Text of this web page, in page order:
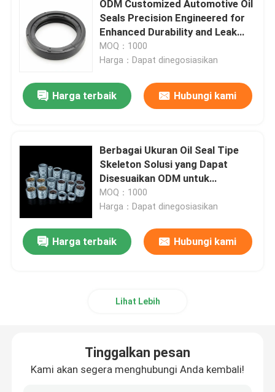
Cincin O Dilapisi PTFE
CINCIN CADANGAN
Segel Berikat
Segel Minyak
ODM Customized Automotive Oil
Seals Precision Engineered for
Enhanced Durability and Leak
Prevention in Vehicle Systems
(Pembatasan kebocoran dan
dalam sistem kendaraan)
MOQ：1000
Harga：Dapat dinegosiasikan
Harga terbaik Hubungi kami
Berbagai Ukuran Oil Seal Tipe
Skeleton Solusi yang Dapat
Disesuaikan ODM untuk
Penyegelan Mesin dan Peralatan
Tugas Berat
MOQ：1000
Harga：Dapat dinegosiasikan
Harga terbaik Hubungi kami
Lihat Lebih
Tinggalkan pesan
Kami akan segera menghubungi Anda kembali!